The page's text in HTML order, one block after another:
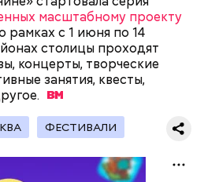
масштабному проекту
рамках с 1 июня по 14
столицы проходят
концерты, творческие
занятия, квесты,
ФЕСТИВАЛИ
karta.mos.ruможно
скидок и самые
которые доступны на